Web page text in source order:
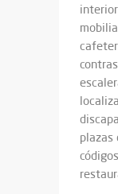
plazas